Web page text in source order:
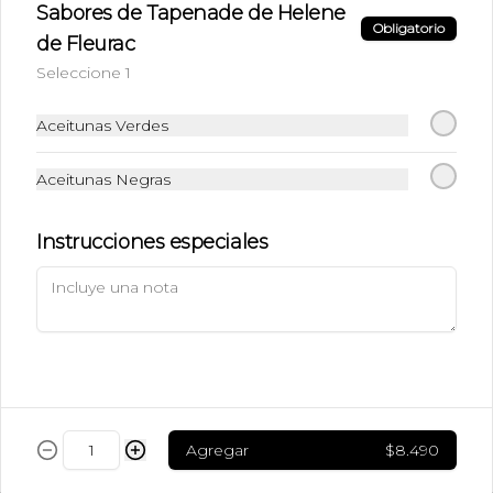
$6.990
Shot Ristreto + Leche + Syrup + Hielo
$5.490
Sabores de Tapenade de Helene
de Fleurac
Obligatorio
Seleccione 1
Aceitunas Verdes
Aceitunas Negras
Instrucciones especiales
Agregar $8.490